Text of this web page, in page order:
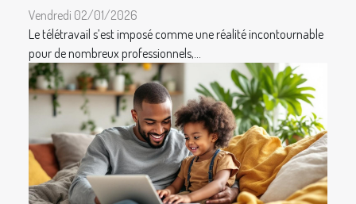
Vendredi 02/01/2026
Le télétravail s’est imposé comme une réalité incontournable
pour de nombreux professionnels,...